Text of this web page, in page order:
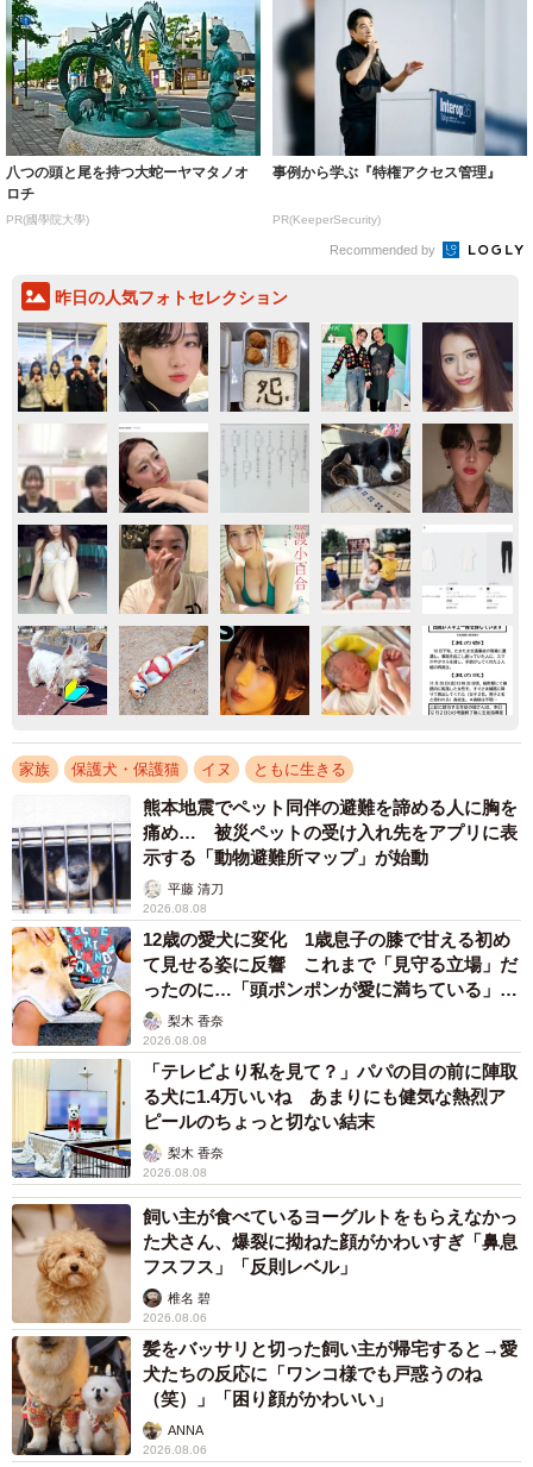
八つの頭と尾を持つ大蛇ーヤマタノオ
ロチ
PR(國學院大學)
事例から学ぶ『特権アクセス管理』
PR(KeeperSecurity)
Recommended by
昨日の人気フォトセレクション
家族 保護犬・保護猫 イヌ ともに生きる
熊本地震でペット同伴の避難を諦める人に胸を
痛め… 被災ペットの受け入れ先をアプリに表
示する「動物避難所マップ」が始動
平藤 清刀
2026.08.08
12歳の愛犬に変化 1歳息子の膝で甘える初め
て見せる姿に反響 これまで「見守る立場」だ
ったのに…「頭ポンポンが愛に満ちている」
「尊…」
梨木 香奈
2026.08.08
「テレビより私を見て？」パパの目の前に陣取
る犬に1.4万いいね あまりにも健気な熱烈ア
ピールのちょっと切ない結末
梨木 香奈
2026.08.08
飼い主が食べているヨーグルトをもらえなかっ
た犬さん、爆裂に拗ねた顔がかわいすぎ「鼻息
フスフス」「反則レベル」
椎名 碧
2026.08.06
髪をバッサリと切った飼い主が帰宅すると→愛
犬たちの反応に「ワンコ様でも戸惑うのね
（笑）」「困り顔がかわいい」
ANNA
2026.08.06